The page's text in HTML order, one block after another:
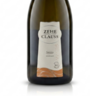
KONTAKT |
SHOP